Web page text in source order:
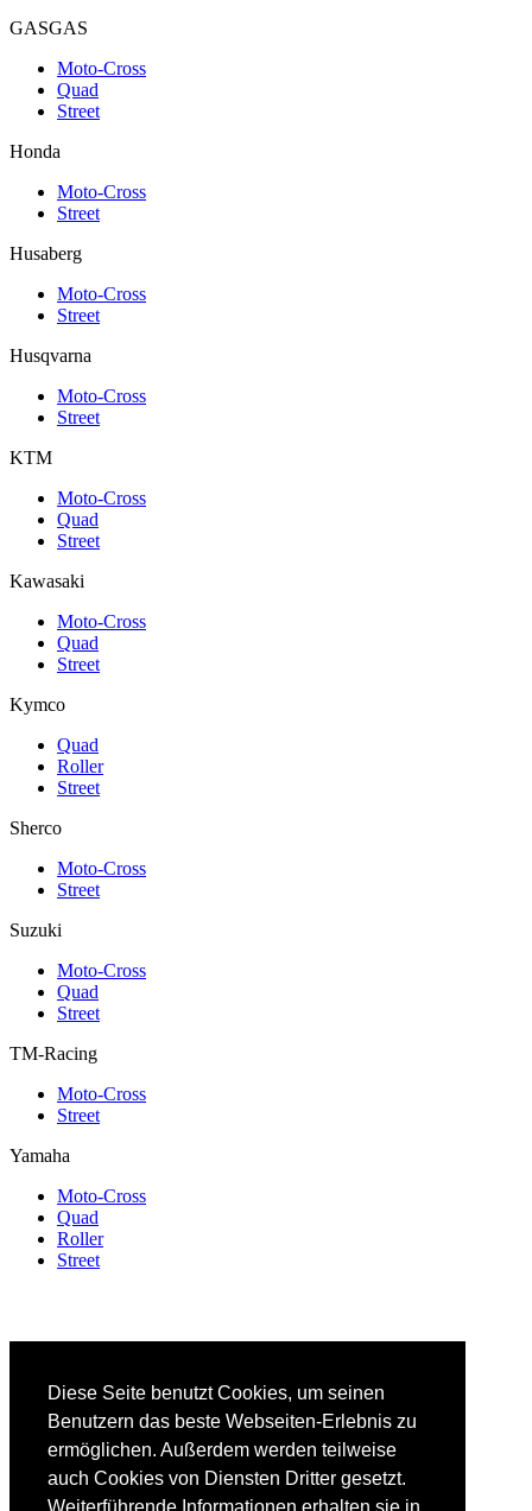
Diese Seite benutzt Cookies, um seinen
Benutzern das beste Webseiten-Erlebnis zu
ermöglichen. Außerdem werden teilweise
auch Cookies von Diensten Dritter gesetzt.
GASGAS
Moto-Cross
Quad
Street
Honda
Moto-Cross
Street
Husaberg
Moto-Cross
Street
Husqvarna
Moto-Cross
Street
KTM
Moto-Cross
Quad
Street
Kawasaki
Moto-Cross
Quad
Street
Kymco
Quad
Roller
Street
Sherco
Moto-Cross
Street
Suzuki
Moto-Cross
Quad
Street
TM-Racing
Moto-Cross
Street
Yamaha
Moto-Cross
Quad
Roller
Street